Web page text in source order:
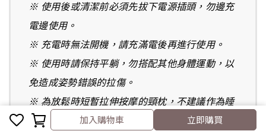
加入購物車 立即購買
※ 使用後或清潔前必須先拔下電源插頭，勿邊充
電邊使用。
※ 充電時無法開機，請充滿電後再進行使用。
※ 使用時請保持平躺，勿搭配其他身體運動，以
免造成姿勢錯誤的拉傷。
※ 為放鬆時短暫拉伸按摩的頸枕，不建議作為睡
覺的枕頭使用，以免翻身時錯位拉傷。